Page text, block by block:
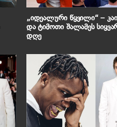
„იდეალური წყვილი“ –
და ტიმოთი შალამეს
დღე